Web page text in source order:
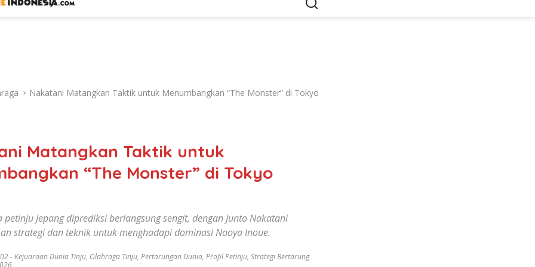
Nakatani Matangkan Taktik untuk Menumbangkan “The Monster” di Tokyo
Matangkan Taktik untuk
“The Monster” di Tokyo
petinju Jepang diprediksi berlangsung sengit, dengan Junto Nakatani
strategi dan teknik untuk menghadapi dominasi Naoya Inoue.
-Kejuaraan Dunia Tinju, Olahraga Tinju, Pertarungan Dunia, Profil Petinju, Strategi Bertarung